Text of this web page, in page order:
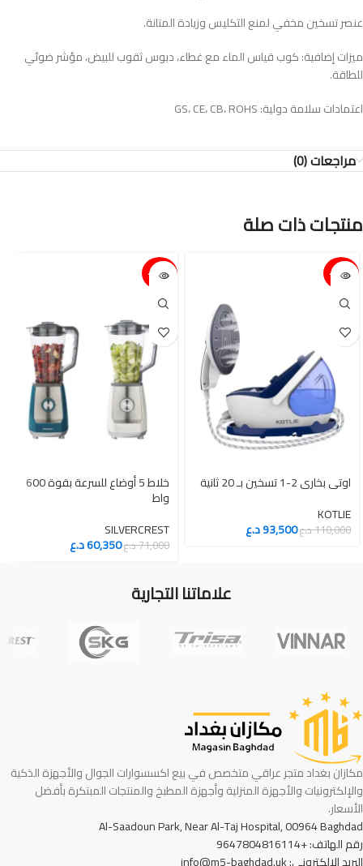
عنصر تسخين مخفي لمنع التكليس وزيادة المتانة.
ميزات إضافية: كوب قياس الماء مع غطاء، دبوس ثقوب للبيض، مؤشر ضوئي
للطاقة.
اعتمادات سلامة دولية: GS، CE، CB، ROHS
مراجعات (0)
منتجات ذات صلة
15%-
اوتي بخاري 2-1 تسخين بـ 20 ثانية
KOTLIE
110,000د.ع93,500د.ع
15%-
خلاط 5 أوضاع للسرعة بقوة 600
واط
SILVERCREST
71,000د.ع60,350د.ع
علاماتنا التجارية
مكازان بغداد متجر عراقي متخصص في بيع اكسسوارات الجوال والأجهزة الذكية
والإلكترونيات والأجهزة المنزلية وأجهزة المطبخ والمنتجات المبتكرة بأفضل
الأسعار.
Al-Saadoun Park, Near Al-Taj Hospital, 00964 Baghdad
رقم الهاتف: +9647804816114
البريد الإلكتروني: info@m5-baghdad.uk